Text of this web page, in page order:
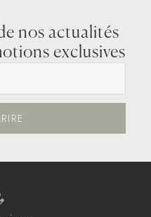
nos actualités
exclusives